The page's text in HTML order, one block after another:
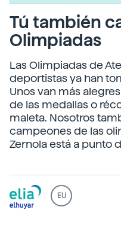
Tú también
Olimpiadas
Las Olimpiadas de
deportistas ya han
Unos van más
de las medallas o
maleta. Nosotros
campeones de las
Zernola está a punto
EU